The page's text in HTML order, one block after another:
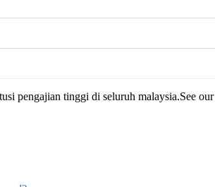
pengajian tinggi di seluruh malaysia.See our